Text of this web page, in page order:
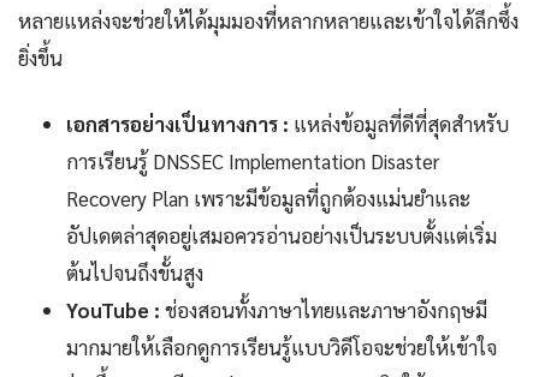
หลายแหล่งจะช่วยให้ได้มุมมองที่หลากหลายและเข้าใจได้ลึกซึ้ง
ยิ่งขึ้น
เอกสารอย่างเป็นทางการ : แหล่งข้อมูลที่ดีที่สุดสำหรับ
การเรียนรู้ DNSSEC Implementation Disaster
Recovery Plan เพราะมีข้อมูลที่ถูกต้องแม่นยำและ
อัปเดตล่าสุดอยู่เสมอควรอ่านอย่างเป็นระบบตั้งแต่เริ่ม
ต้นไปจนถึงขั้นสูง
YouTube : ช่องสอนทั้งภาษาไทยและภาษาอังกฤษมี
มากมายให้เลือกดูการเรียนรู้แบบวิดีโอจะช่วยให้เข้าใจ